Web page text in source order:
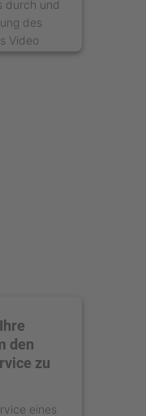
durch und
des
Video
den
zu
eines